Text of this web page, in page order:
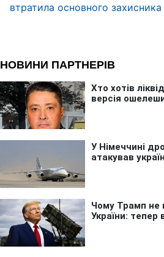
втратила основного захисника